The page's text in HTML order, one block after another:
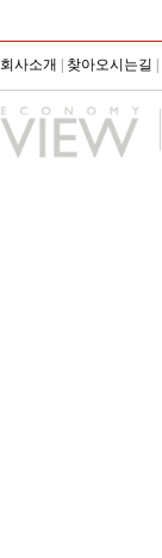
회사소개 찾아오시는길